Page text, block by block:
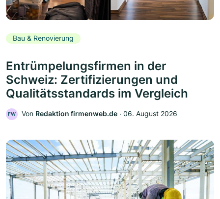
Bau & Renovierung
Entrümpelungsfirmen in der
Schweiz: Zertifizierungen und
Qualitätsstandards im Vergleich
FW Von Redaktion firmenweb.de ‧ 06. August 2026